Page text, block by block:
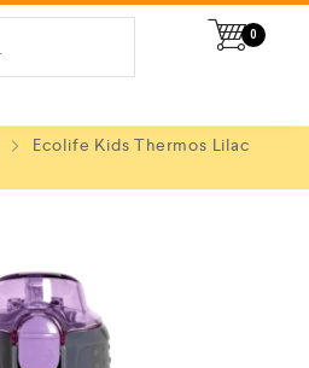
0
Ecolife Kids Thermos Lilac